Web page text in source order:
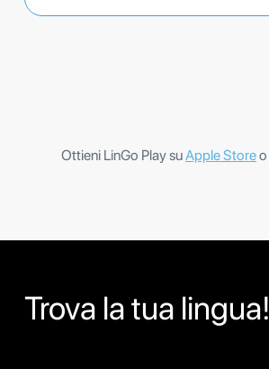
Ottieni LinGo Play suApple Storeo
Trova la tua lingua!